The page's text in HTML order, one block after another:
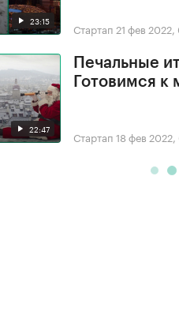
23:15 Стартап 21 фев 2022,
22:47
Печальные
Готовимся
Стартап 18 фев